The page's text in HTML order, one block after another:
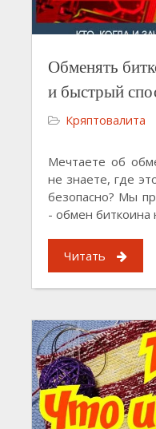
Обменять
и быстрый
Кряптовалита
Мечтаете об
не знаете, где
безопасно? Мы
- обмен биткоина
Читать